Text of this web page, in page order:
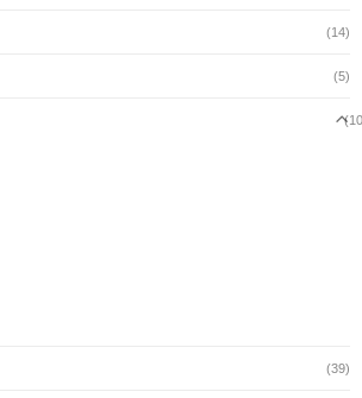
(14)
(5)
(39)